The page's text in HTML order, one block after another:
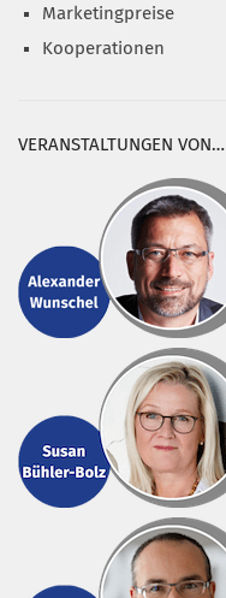
Marketingpreise
Kooperationen
VERANSTALTUNGEN VON…